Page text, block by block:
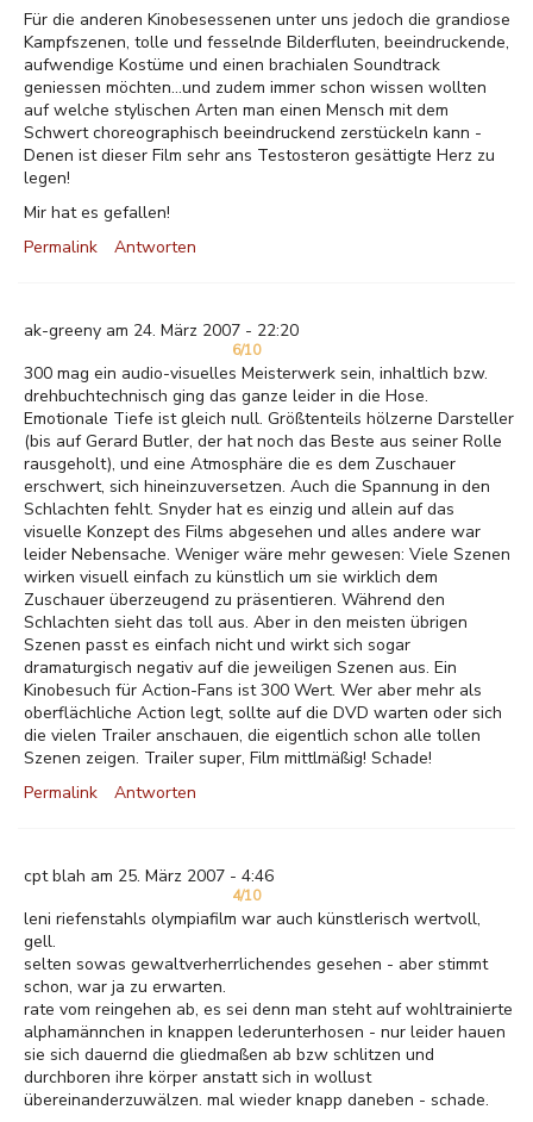
Für die anderen Kinobesessenen unter uns jedoch die grandiose
Kampfszenen, tolle und fesselnde Bilderfluten, beeindruckende,
aufwendige Kostüme und einen brachialen Soundtrack
geniessen möchten...und zudem immer schon wissen wollten
auf welche stylischen Arten man einen Mensch mit dem
Schwert choreographisch beeindruckend zerstückeln kann -
Denen ist dieser Film sehr ans Testosteron gesättigte Herz zu
legen!
Mir hat es gefallen!
Permalink
Antworten
ak-greeny am 24. März 2007 - 22:20
6/10
300 mag ein audio-visuelles Meisterwerk sein, inhaltlich bzw.
drehbuchtechnisch ging das ganze leider in die Hose.
Emotionale Tiefe ist gleich null. Größtenteils hölzerne Darsteller
(bis auf Gerard Butler, der hat noch das Beste aus seiner Rolle
rausgeholt), und eine Atmosphäre die es dem Zuschauer
erschwert, sich hineinzuversetzen. Auch die Spannung in den
Schlachten fehlt. Snyder hat es einzig und allein auf das
visuelle Konzept des Films abgesehen und alles andere war
leider Nebensache. Weniger wäre mehr gewesen: Viele Szenen
wirken visuell einfach zu künstlich um sie wirklich dem
Zuschauer überzeugend zu präsentieren. Während den
Schlachten sieht das toll aus. Aber in den meisten übrigen
Szenen passt es einfach nicht und wirkt sich sogar
dramaturgisch negativ auf die jeweiligen Szenen aus. Ein
Kinobesuch für Action-Fans ist 300 Wert. Wer aber mehr als
oberflächliche Action legt, sollte auf die DVD warten oder sich
die vielen Trailer anschauen, die eigentlich schon alle tollen
Szenen zeigen. Trailer super, Film mittlmäßig! Schade!
Permalink
Antworten
cpt blah am 25. März 2007 - 4:46
4/10
leni riefenstahls olympiafilm war auch künstlerisch wertvoll,
gell.
selten sowas gewaltverherrlichendes gesehen - aber stimmt
schon, war ja zu erwarten.
rate vom reingehen ab, es sei denn man steht auf wohltrainierte
alphamännchen in knappen lederunterhosen - nur leider hauen
sie sich dauernd die gliedmaßen ab bzw schlitzen und
durchboren ihre körper anstatt sich in wollust
übereinanderzuwälzen. mal wieder knapp daneben - schade.